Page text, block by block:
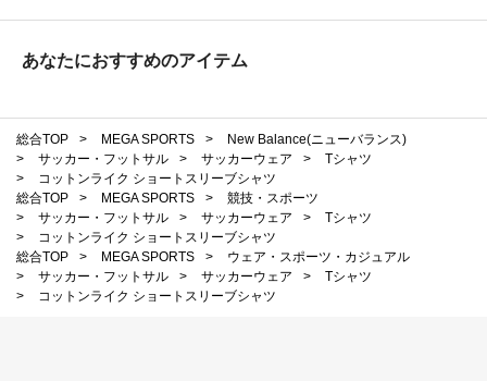
あなたにおすすめのアイテム
総合TOP > MEGA SPORTS >
New Balance(ニューバランス)
>
サッカー・フットサル > サッカーウェア >
Tシャツ
>
コットンライク ショートスリーブシャツ
総合TOP
> MEGA SPORTS >
競技・スポーツ
>
サッカー・フットサル > サッカーウェア >
Tシャツ
>
コットンライク ショートスリーブシャツ
総合TOP
> MEGA SPORTS >
ウェア・スポーツ・カジュアル
>
サッカー・フットサル > サッカーウェア >
Tシャツ
>
コットンライク ショートスリーブシャツ